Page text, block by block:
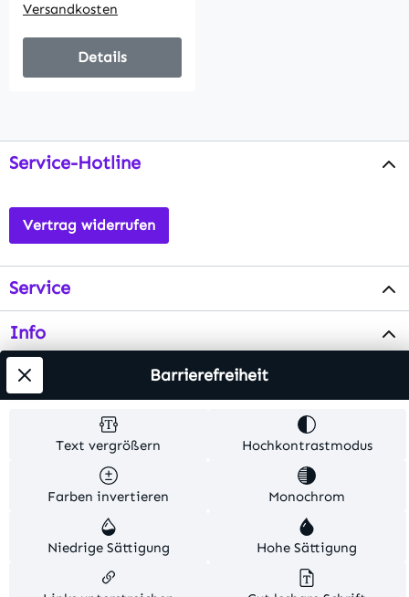
Versandkosten
Details
Service-Hotline
Vertrag widerrufen
Service
Info
Testsieger
Alle Preise inkl. gesetzl. Mehrwertsteuer zzgl.
Versandkosten
. Alle Artikelangaben sind
Herstellerangaben und ohne Gewähr.
© 2026 MKV24 – Alle Rechte vorbehalten. Theme by
TC-Innovations
Text vergrößern Hochkontrastmodus
Farben invertieren Monochrom
Niedrige Sättigung Hohe Sättigung
Barrierefreiheit